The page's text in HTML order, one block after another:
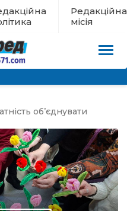
Редакційна
місія
об’єднувати